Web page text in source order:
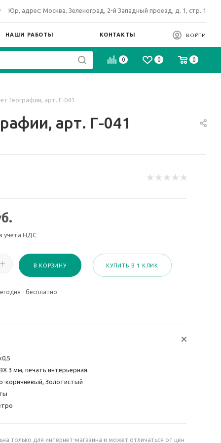
Юр, адрес: Москва, Зеленоград, 2-й Западный проезд, д. 1, стр. 1
НАШИ РАБОТЫ КОНТАКТЫ ВОЙТИ
0 0 0
Географии, арт. Г-041
арт. Г-041
учета НДС
В КОРЗИНУ КУПИТЬ В 1 КЛИК
- бесплатно
3 мм, печать интерьерная.
коричневый, Золотистый
только для интернет-магазина и может отличаться от цен